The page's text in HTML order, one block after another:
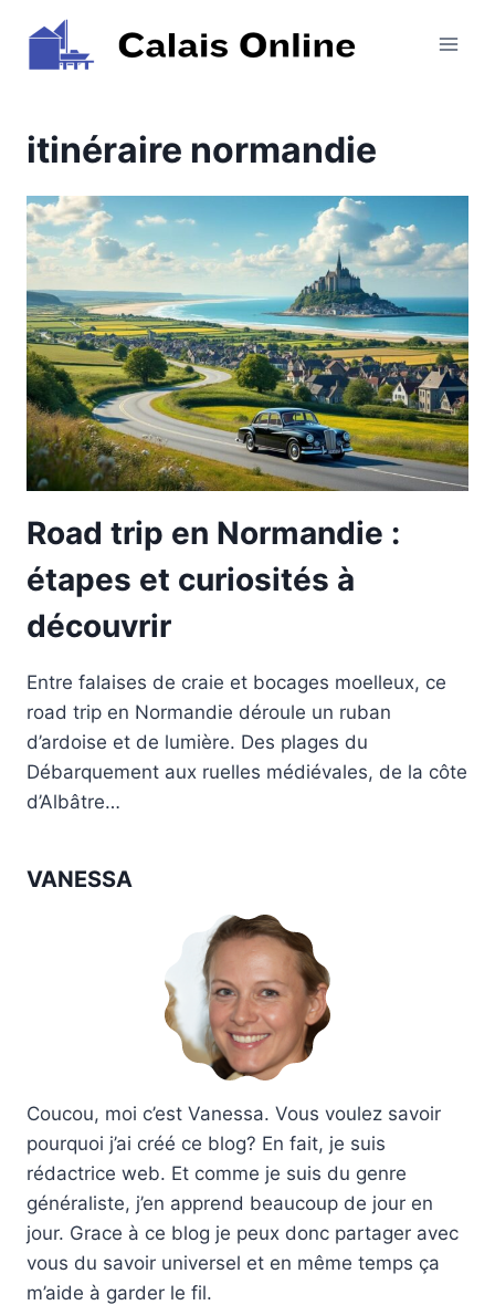
contenu
itinéraire normandie
Road trip en Normandie :
étapes et curiosités à
découvrir
Entre falaises de craie et bocages moelleux, ce
road trip en Normandie déroule un ruban
d’ardoise et de lumière. Des plages du
Débarquement aux ruelles médiévales, de la côte
d’Albâtre…
VANESSA
Coucou, moi c’est Vanessa. Vous voulez savoir
pourquoi j’ai créé ce blog? En fait, je suis
rédactrice web. Et comme je suis du genre
généraliste, j’en apprend beaucoup de jour en
jour. Grace à ce blog je peux donc partager avec
vous du savoir universel et en même temps ça
m’aide à garder le fil.